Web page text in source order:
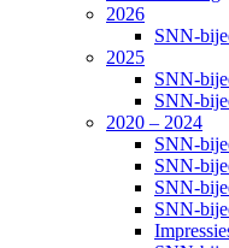
2026
SNN-
2025
SNN-
SNN-
2020 – 2024
SNN-
SNN-
SNN-
SNN-